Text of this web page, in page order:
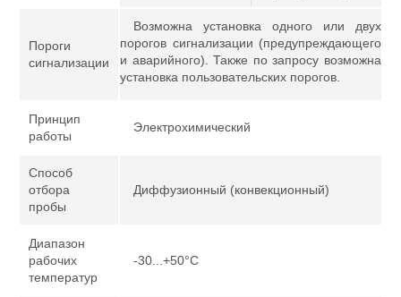
Пороги
сигнализации
Возможна установка одного или двух
порогов сигнализации (предупреждающего
и аварийного). Также по запросу возможна
установка пользовательских порогов.
Принцип
работы
Электрохимический
Способ
отбора
пробы
Диффузионный (конвекционный)
Диапазон
рабочих
температур
-30...+50°С